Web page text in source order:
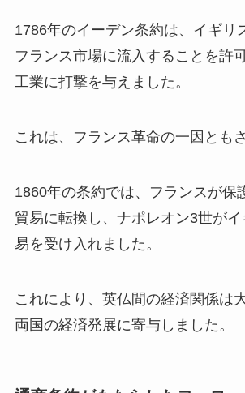
1786年のイーデン条約は、イギリ
フランス市場に流入することを許
工業に打撃を与えました。
これは、フランス革命の一因とも
1860年の条約では、フランスが保
貿易に転換し、ナポレオン3世が
易を受け入れました。
これにより、英仏間の経済関係は
両国の経済発展に寄与しました。